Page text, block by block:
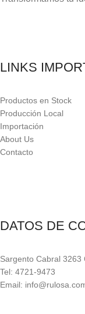
LINKS
Productos en Stock
Producción Local
Importación
About Us
Contacto
DATOS DE
Sargento Cabral 3263
Tel: 4721-9473
Email: